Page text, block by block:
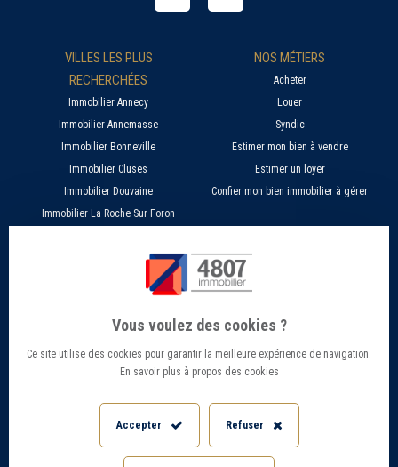
VILLES LES PLUS
RECHERCHÉES
Immobilier Annecy
Immobilier Annemasse
Immobilier Bonneville
Immobilier Cluses
Immobilier Douvaine
Immobilier La Roche Sur Foron
NOS MÉTIERS
Acheter
Louer
Syndic
Estimer mon bien à vendre
Estimer un loyer
Confier mon bien immobilier à gérer
Nos agences 4807
Barème Transaction immobilière
Mentions légales
Politique de confidentialité
Paramétrer les cookies
SERVICES EN LIGNE
Estimer mon bien immobilier en ligne
Candidature location
Offres d’emploi - Recrutement
Accès Extranet
Informations Géorisques
Vous voulez des cookies ?
Ce site utilise des cookies pour garantir la meilleure expérience de navigation.
En savoir plus à propos des cookies
Accepter Refuser